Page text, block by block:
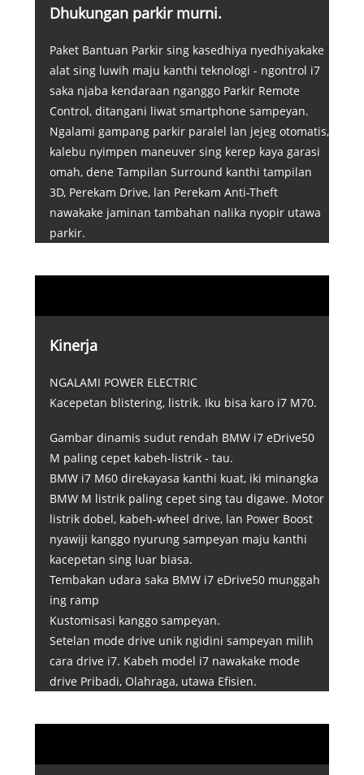
Dhukungan parkir murni.
Paket Bantuan Parkir sing kasedhiya nyedhiyakake
alat sing luwih maju kanthi teknologi - ngontrol i7
saka njaba kendaraan nganggo Parkir Remote
Control, ditangani liwat smartphone sampeyan.
Ngalami gampang parkir paralel lan jejeg otomatis,
kalebu nyimpen maneuver sing kerep kaya garasi
omah, dene Tampilan Surround kanthi tampilan
3D, Perekam Drive, lan Perekam Anti-Theft
nawakake jaminan tambahan nalika nyopir utawa
parkir.
Kinerja
NGALAMI POWER ELECTRIC
Kacepetan blistering, listrik. Iku bisa karo i7 M70.
Gambar dinamis sudut rendah BMW i7 eDrive50
M paling cepet kabeh-listrik - tau.
BMW i7 M60 direkayasa kanthi kuat, iki minangka
BMW M listrik paling cepet sing tau digawe. Motor
listrik dobel, kabeh-wheel drive, lan Power Boost
nyawiji kanggo nyurung sampeyan maju kanthi
kacepetan sing luar biasa.
Tembakan udara saka BMW i7 eDrive50 munggah
ing ramp
Kustomisasi kanggo sampeyan.
Setelan mode drive unik ngidini sampeyan milih
cara drive i7. Kabeh model i7 nawakake mode
drive Pribadi, Olahraga, utawa Efisien.